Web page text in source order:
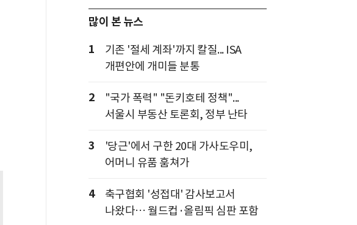
많이 본 뉴스
1
기존 '절세 계좌'까지 칼질... ISA
개편안에 개미들 분통
2
"국가 폭력" "돈키호테 정책"...
서울시 부동산 토론회, 정부 난타
3
'당근'에서 구한 20대 가사도우미,
어머니 유품 훔쳐가
4
축구협회 '성접대' 감사보고서
나왔다… 월드컵·올림픽 심판 포함